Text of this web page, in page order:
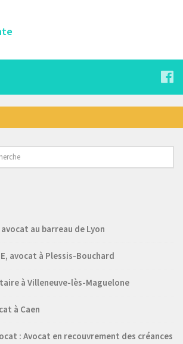
au barreau de Lyon
avocat à Plessis-Bouchard
à Villeneuve-lès-Maguelone
à Caen
: Avocat en recouvrement des créances